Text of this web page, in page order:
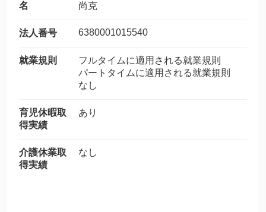
名
尚克
法人番号 6380001015540
就業規則
フルタイムに適用される就業規則
パートタイムに適用される就業規則
なし
育児休暇取
得実績
あり
介護休業取
得実績
なし